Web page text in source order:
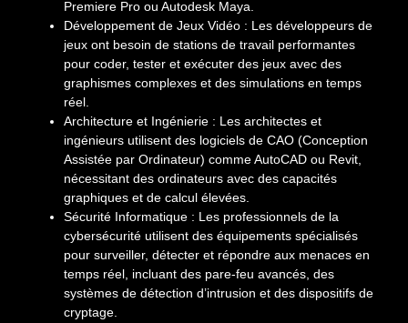
Premiere Pro ou Autodesk Maya.
Développement de Jeux Vidéo : Les développeurs de
jeux ont besoin de stations de travail performantes
pour coder, tester et exécuter des jeux avec des
graphismes complexes et des simulations en temps
réel.
Architecture et Ingénierie : Les architectes et
ingénieurs utilisent des logiciels de CAO (Conception
Assistée par Ordinateur) comme AutoCAD ou Revit,
nécessitant des ordinateurs avec des capacités
graphiques et de calcul élevées.
Sécurité Informatique : Les professionnels de la
cybersécurité utilisent des équipements spécialisés
pour surveiller, détecter et répondre aux menaces en
temps réel, incluant des pare-feu avancés, des
systèmes de détection d’intrusion et des dispositifs de
cryptage.